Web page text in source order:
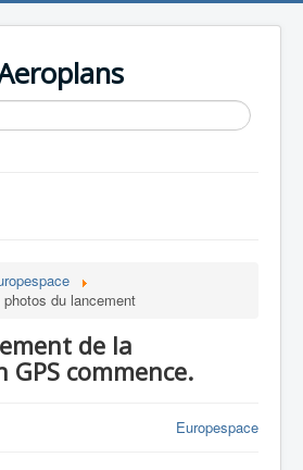
du lancement
de la
commence.
Europespace